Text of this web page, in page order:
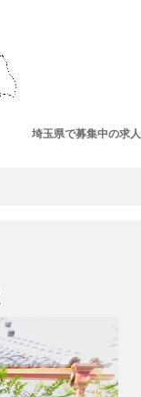
埼玉県で募集中の求人